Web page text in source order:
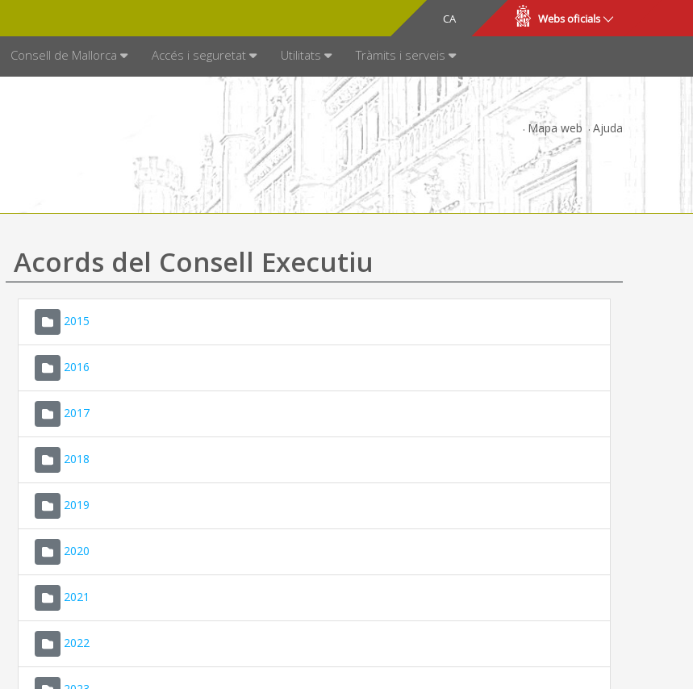
CA
ES Webs oficials
Consell de Mallorca Accés i seguretat Utilitats Tràmits i serveis
Mapa web Ajuda
Acords del Consell Executiu
2015
2016
2017
2018
2019
2020
2021
2022